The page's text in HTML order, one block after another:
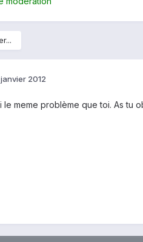
2012
le meme problème que toi. As tu